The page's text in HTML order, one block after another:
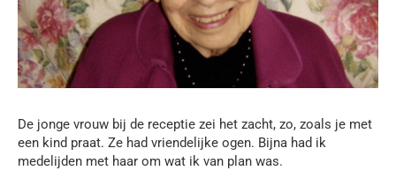
De jonge vrouw bij de receptie zei het zacht, zo, zoals je met
een kind praat. Ze had vriendelijke ogen. Bijna had ik
medelijden met haar om wat ik van plan was.